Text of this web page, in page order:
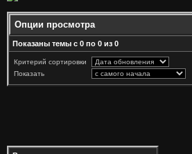
Опции просмотра
Показаны темы с 0 по 0 из 0
Критерий сортировки
Показать